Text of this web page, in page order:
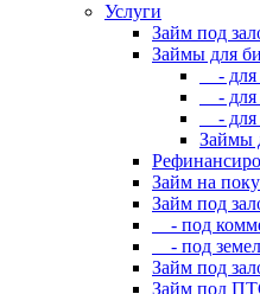
Услуги
Займ под
Займы для
- для
-
-
Займы
Займ на
Займ под
- под
- под
Займ под
Займ под